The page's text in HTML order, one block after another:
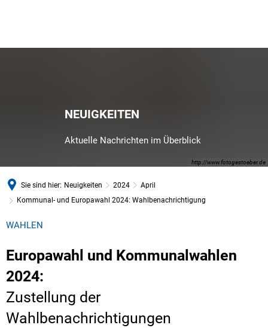
http://www.fotogestoeber.de
NEUIGKEITEN
Aktuelle Nachrichten im Überblick
Sie sind hier: Neuigkeiten 2024
April
Kommunal- und Europawahl 2024: Wahlbenachrichtigung
WAHLEN
Europawahl und Kommunalwahlen
2024:
Zustellung der
Wahlbenachrichtigungen